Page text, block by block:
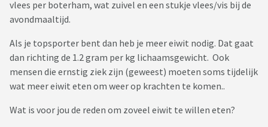
vlees per boterham, wat zuivel en een stukje vlees/vis bij de
avondmaaltijd.
Als je topsporter bent dan heb je meer eiwit nodig. Dat gaat
dan richting de 1.2 gram per kg lichaamsgewicht. Ook
mensen die ernstig ziek zijn (geweest) moeten soms tijdelijk
wat meer eiwit eten om weer op krachten te komen..
Wat is voor jou de reden om zoveel eiwit te willen eten?